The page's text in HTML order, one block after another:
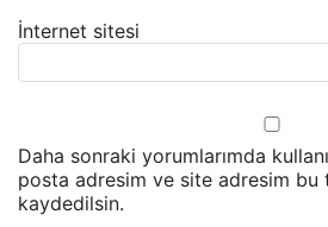
İnternet sitesi
Daha sonraki yorumlarımda
posta adresim ve site adresim bu
kaydedilsin.